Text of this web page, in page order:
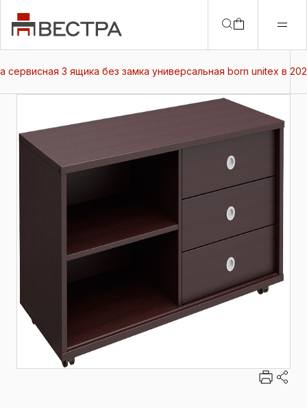
сервисная 3 ящика без замка универсальная born unitex в 202